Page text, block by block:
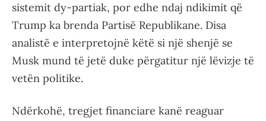
sistemit dy-partiak, por edhe ndaj ndikimit që
Trump ka brenda Partisë Republikane. Disa
analistë e interpretojnë këtë si një shenjë se
Musk mund të jetë duke përgatitur një lëvizje të
vetën politike.
Ndërkohë, tregjet financiare kanë reaguar